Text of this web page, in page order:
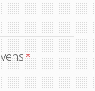
*